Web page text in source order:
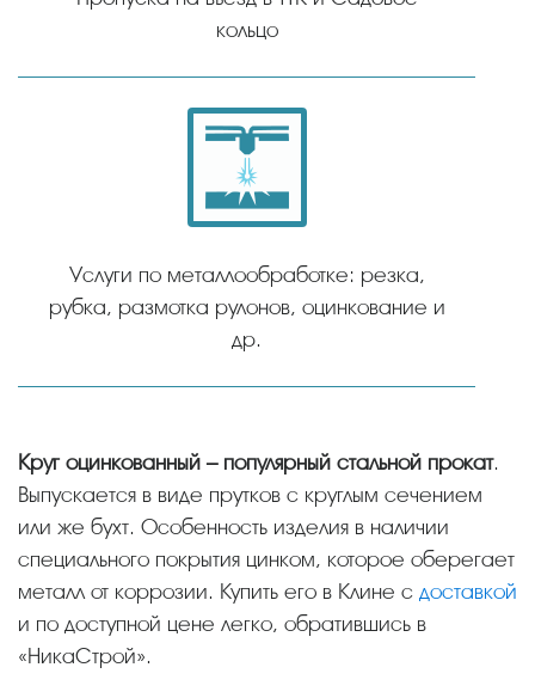
кольцо
Услуги по металлообработке: резка,
рубка, размотка рулонов, оцинкование и
др.
Круг оцинкованный – популярный стальной прокат.
Выпускается в виде прутков с круглым сечением
или же бухт. Особенность изделия в наличии
специального покрытия цинком, которое оберегает
металл от коррозии. Купить его в Клине с доставкой
и по доступной цене легко, обратившись в
«НикаСтрой».